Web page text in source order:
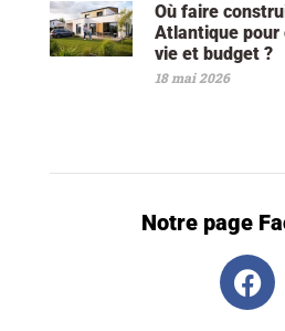
Où faire
Atlantique pour
vie et budget ?
18 mai 2026
Notre page